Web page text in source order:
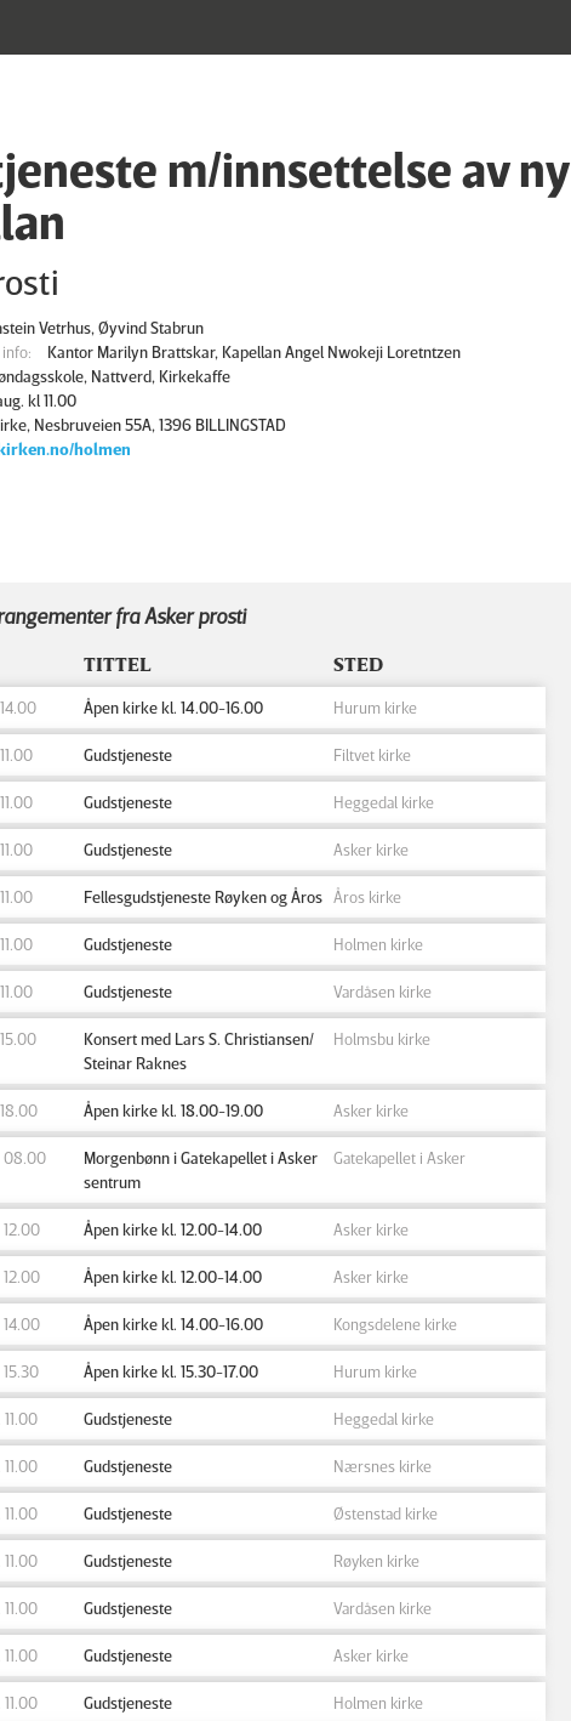
m/innsettelse av ny
Vetrhus, Øyvind Stabrun
Kantor Marilyn Brattskar, Kapellan Angel Nwokeji Loretntzen
Nattverd, Kirkekaffe
kl 11.00
Nesbruveien 55A, 1396 BILLINGSTAD
holmen
fra Asker prosti
TITTEL STED
Åpen kirke kl. 14.00-16.00 Hurum kirke
Gudstjeneste Filtvet kirke
Gudstjeneste Heggedal kirke
Gudstjeneste Asker kirke
Fellesgudstjeneste Røyken og Åros Åros kirke
Gudstjeneste Holmen kirke
Gudstjeneste Vardåsen kirke
Konsert med Lars S. Christiansen/
Steinar Raknes
Holmsbu kirke
18.00 Åpen kirke kl. 18.00-19.00 Asker kirke
08.00
Morgenbønn i Gatekapellet i Asker
sentrum
Gatekapellet i Asker
12.00 Åpen kirke kl. 12.00-14.00 Asker kirke
12.00 Åpen kirke kl. 12.00-14.00 Asker kirke
14.00 Åpen kirke kl. 14.00-16.00 Kongsdelene kirke
15.30 Åpen kirke kl. 15.30-17.00 Hurum kirke
11.00 Gudstjeneste Heggedal kirke
11.00 Gudstjeneste Nærsnes kirke
11.00 Gudstjeneste Østenstad kirke
11.00 Gudstjeneste Røyken kirke
11.00 Gudstjeneste Vardåsen kirke
11.00 Gudstjeneste Asker kirke
11.00 Gudstjeneste Holmen kirke